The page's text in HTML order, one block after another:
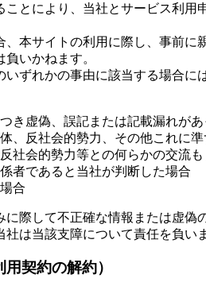
とにより、当社とサービス利
本サイトの利用に際し、事前に
いかねます。
ずれかの事由に該当する場合
き虚偽、誤記または記載漏れが
、反社会的勢力、その他これに
社会的勢力等との何らかの交流
者であると当社が判断した場合
合
際して不正確な情報または虚
は当該支障について責任を負い
契約の解約）